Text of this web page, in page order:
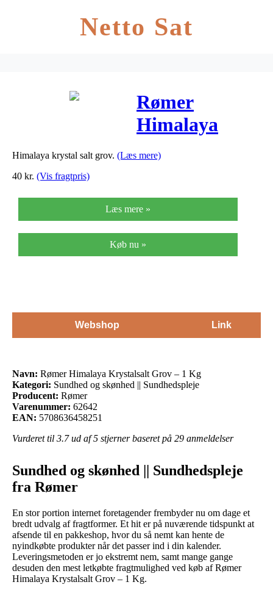
Netto Sat
Rømer
Himalaya
Krystalsalt
Himalaya krystal salt grov. (Læs mere)
40 kr. (Vis fragtpris)
Læs mere »
Køb nu »
Webshop Link
Navn: Rømer Himalaya Krystalsalt Grov – 1 Kg
Kategori: Sundhed og skønhed || Sundhedspleje
Producent: Rømer
Varenummer: 62642
EAN: 5708636458251
Vurderet til 3.7ud af 5 stjerner baseret på 29 anmeldelser
Sundhed og skønhed || Sundhedspleje
fra Rømer
En stor portion internet foretagender frembyder nu om dage et
bredt udvalg af fragtformer. Et hit er på nuværende tidspunkt at
afsende til en pakkeshop, hvor du så nemt kan hente de
nyindkøbte produkter når det passer ind i din kalender.
Leveringsmetoden er jo ekstremt nem, samt mange gange
desuden den mest letkøbte fragtmulighed ved køb af Rømer
Himalaya Krystalsalt Grov – 1 Kg.